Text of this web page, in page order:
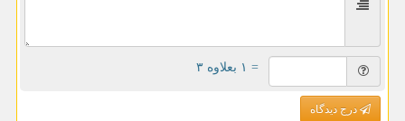
= ۱ بعلاوه ۳
درج دیدگاه